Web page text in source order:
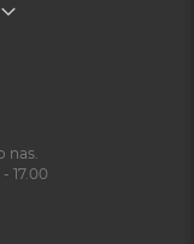
nas.
17.00